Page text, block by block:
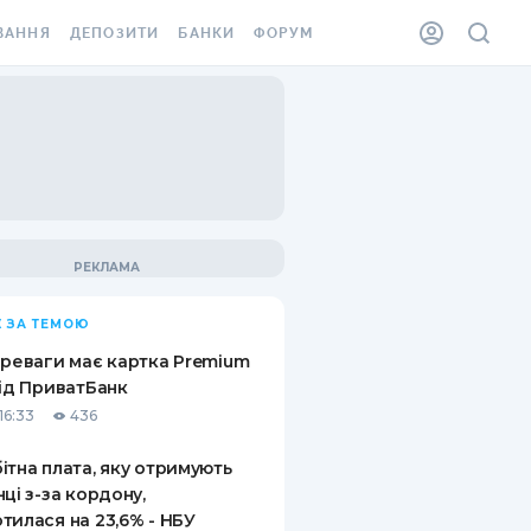
ВІНЬЄТКА
ВІД
ВИПАДКІВ
ДЕПОЗИТИ
ПИТАННЯ ТА ВІДПОВІДІ
ПУТІВНИКИ ПО
БАНКИ ФОРУМ
ЗА ТЕМОЮ
має картка Premium
ПриватБанк
436
плата, яку отримують
з-за кордону,
на 23,6% - НБУ